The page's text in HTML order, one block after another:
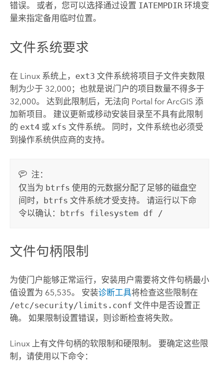
错误。 或者，您可以选择通过设置 IATEMPDIR环境变
量来指定备用临时位置。
文件系统要求
在 Linux系统上， ext3 文件系统将项目子文件夹数限
制为少于 32,000；也就是说门户的项目数量不得多于
32,000。 达到此限制后，无法向 Portal for ArcGIS 添
加新项目。 建议更新或移动安装目录至不具有此限制
的 ext4或 xfs 文件系统。 同时，文件系统也必须受
到操作系统供应商的支持。
注：
仅当为 btrfs 使用的元数据分配了足够的磁盘空
间时， btrfs 文件系统才受支持。 请运行以下命
令以确认： btrfs filesystem df /
文件句柄限制
为使门户能够正常运行，安装用户需要将文件句柄最小
值设置为 65,535。 安装诊断工具将检查这些限制在
/etc/security/limits.conf 文件中是否设置正
确。 如果限制设置错误，则诊断检查将失败。
Linux上有文件句柄的软限制和硬限制。 要确定这些限
制，请使用以下命令：